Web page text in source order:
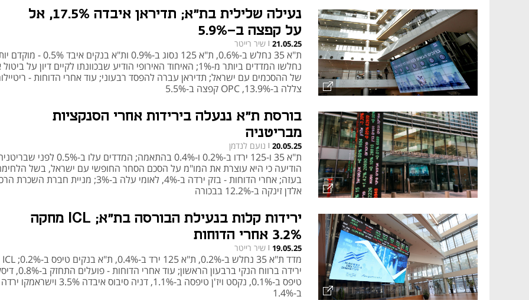
נעילה שלילית בת"א; תדיראן איבדה 17.5%, אל
על קפצה ב-5.9%
21.05.25
| שיר רייטר
ת"א 35 נחלש ב-0.6%, ת"א 125 נסוג ב-0.9% ות"א בנקים איבד
נחלשו המדדים ביותר מ-1%; האיחוד האירופי הודיע שבכוונתו לקיים דיון על
של ההסכמים עם ישראל; תדיראן עברה להפסד רבעוני; עוד אחרי הדוחות -
צללה ב-13.9%, OPC קפצה ב-5.5%
בורסת ת"א ננעלה בירידות אחרי הסנקציות
מבריטניה
20.05.25
| נועם לנדמן
ת"א 35 ו-125 ירדו ב-0.2% ו-0.4% בהתאמה; המדדים עלו ב-0.5% לפני
הודיעה כי היא עוצרת את המו"מ על הסכם הסחר החופשי עם ישראל, בשל
בעזה; אחרי הדוחות - בזק ירדה ב-4%, לאומי עלה ב-3%; מניית חברת
אלדן זינקה ב-12.2% בבכורה
ירידות קלות בנעילת הבורסה בת"א; ICL מחקה
3.2% אחרי הדוחות
19.05.25
| שיר רייטר
ירידה ברווח הנקי ברבעון הראשון; עוד
טיפס ב-0.1%, נקסט ויז'ן טיפסה ב-1.1%, דניה סיבוס איבדה 3.5% וישראמקו ירדה
ב-1.4%